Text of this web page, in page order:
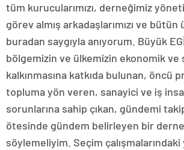
tüm kurucularımızı, derneğimiz
görev almış arkadaşlarımızı ve
buradan saygıyla anıyorum. Büyük
bölgemizin ve ülkemizin ekonomik ve
kalkınmasına katkıda bulunan, öncü
topluma yön veren, sanayici ve iş
sorunlarına sahip çıkan, gündemi
ötesinde gündem belirleyen bir
söylemeliyim. Seçim çalışmalarındaki